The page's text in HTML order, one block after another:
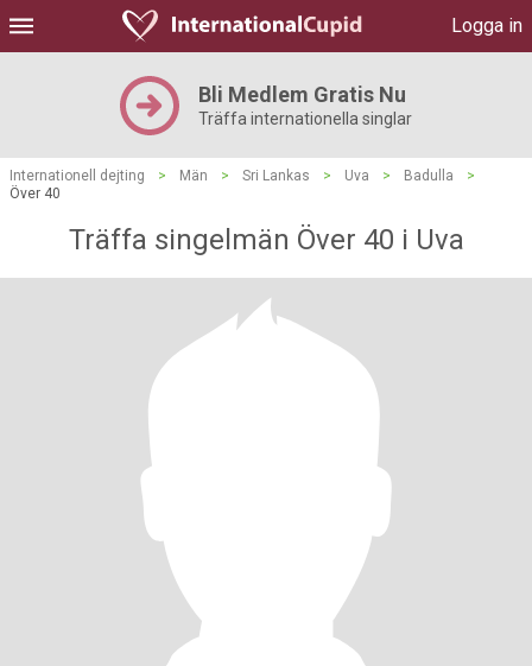
Logga in
Bli Medlem Gratis Nu
Träffa internationella singlar
Internationell dejting > Män > Sri Lankas > Uva > Badulla
>
Över 40
Träffa singelmän Över 40 i Uva